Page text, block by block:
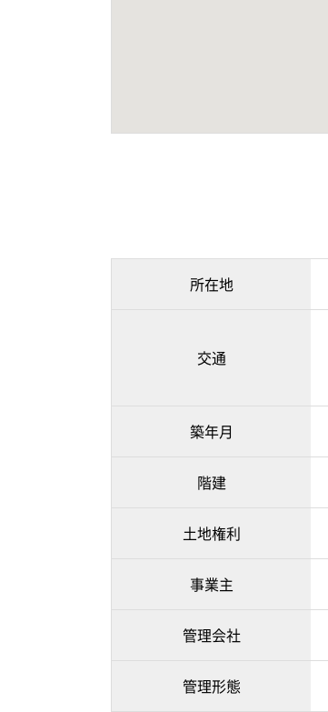
所在地
交通
築年月
階建
土地権利
事業主
管理会社
管理形態